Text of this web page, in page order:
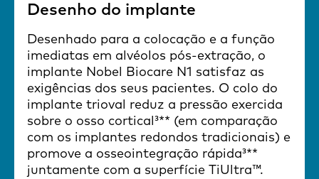
Desenho do implante
Desenhado para a colocação e a função
imediatas em alvéolos pós-extração, o
implante Nobel Biocare N1 satisfaz as
exigências dos seus pacientes. O colo do
implante trioval reduz a pressão exercida
sobre o osso cortical³** (em comparação
com os implantes redondos tradicionais) e
promove a osseointegração rápida³**
juntamente com a superfície TiUltra™.